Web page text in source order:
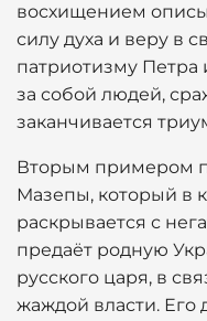
восхищением
силу духа и веру в
патриотизму Петра
за собой людей,
заканчивается
Вторым примером
Мазепы, который в
раскрывается с
предаёт родную
русского царя, в
жаждой власти. Его